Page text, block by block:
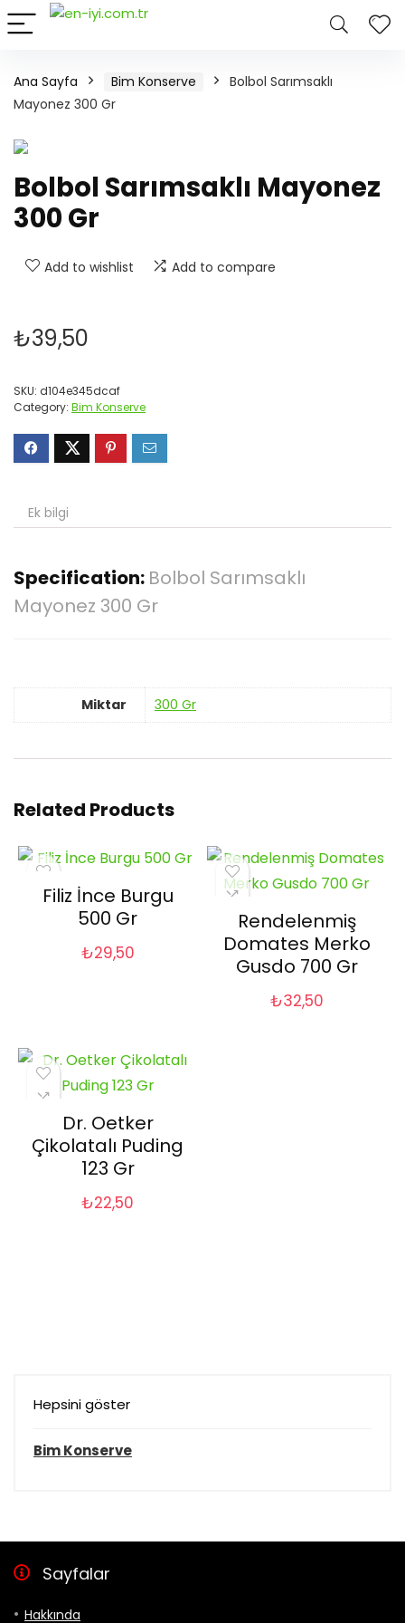
Ana Sayfa Bim Konserve
Bolbol Sarımsaklı
Mayonez 300 Gr
Bolbol Sarımsaklı Mayonez
300 Gr
Add to wishlist Add to compare
₺39,50
SKU: d104e345dcaf
Category: Bim Konserve
Ek bilgi
Specification: Bolbol Sarımsaklı
Mayonez 300 Gr
Miktar 300 Gr
Related Products
Filiz İnce Burgu
500 Gr
₺29,50
Rendelenmiş
Domates Merko
Gusdo 700 Gr
₺32,50
Dr. Oetker
Çikolatalı Puding
123 Gr
₺22,50
Hepsini göster
Bim Konserve
Sayfalar
Hakkında